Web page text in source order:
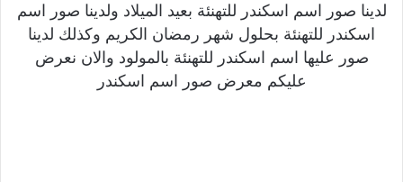
لدينا صور اسم اسكندر للتهنئة بعيد الميلاد ولدينا صور اسم
اسكندر للتهنئة بحلول شهر رمضان الكريم وكذلك لدينا
صور عليها اسم اسكندر للتهنئة بالمولود والان نعرض
عليكم معرض صور اسم اسكندر